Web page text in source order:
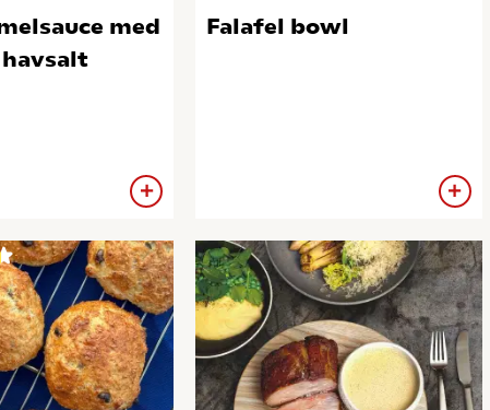
med
Falafel bowl